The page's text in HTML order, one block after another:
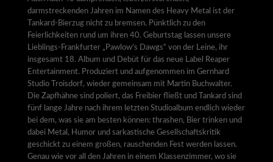
darmstreckenden Jahren im Namen des Heavy Metal ist der
Tankard-Bierzug nicht zu bremsen. Pünktlich zu den
Feierlichkeiten rund um ihren 40. Geburtstag lassen unsere
Lieblings-Frankfurter „Pawlow’s Dawgs“ von der Leine, ihr
insgesamt 18. Album und Debüt für das neue Label Reaper
Entertainment. Produziert und aufgenommen im Gernhard
Studio Troisdorf, wieder gemeinsam mit Martin Buchwalter.
Die Zapfhähne sind poliert, das Freibier fließt und Tankard sind
fünf lange Jahre nach ihrem letzten Studioalbum endlich wieder
bei dem, was sie am besten können: thrashen, Bier trinken und
dabei Metal, Humor und sarkastische Gesellschaftskritik
geschickt zu einem großen, rauschenden Fest werden lassen.
Genau wie vor all den Jahren in einem Klassenzimmer, wo sie